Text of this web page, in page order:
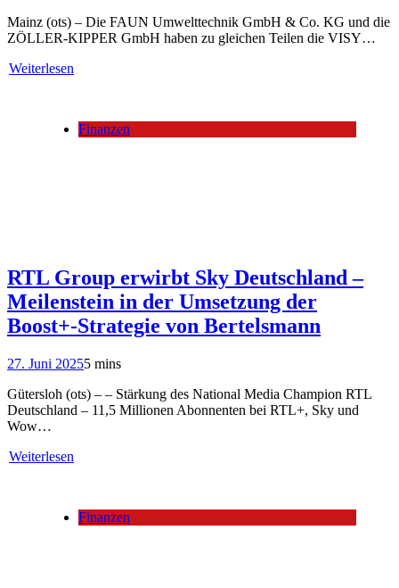
Mainz (ots) – Die FAUN Umwelttechnik GmbH & Co. KG und die
ZÖLLER-KIPPER GmbH haben zu gleichen Teilen die VISY…
Weiterlesen
Finanzen
RTL Group erwirbt Sky Deutschland –
Meilenstein in der Umsetzung der
Boost+-Strategie von Bertelsmann
27. Juni 20255 mins
Gütersloh (ots) – – Stärkung des National Media Champion RTL
Deutschland – 11,5 Millionen Abonnenten bei RTL+, Sky und
Wow…
Weiterlesen
Finanzen